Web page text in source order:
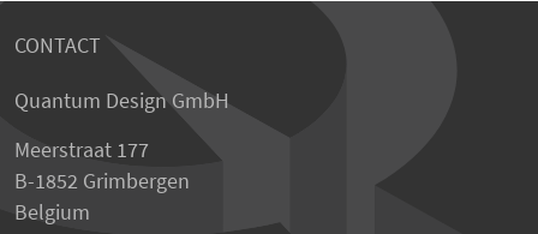
CONTACT
Quantum Design GmbH
Meerstraat 177
B-1852 Grimbergen
Belgium